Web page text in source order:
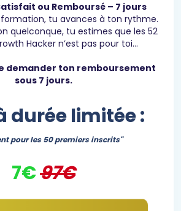
ou Remboursé – 7 jours
tu avances à ton rythme.
quelconque, tu estimes que les 52
Hacker n’est pas pour toi…
demander ton remboursement
sous 7 jours.
durée limitée :
pour les 50 premiers inscrits"
7€97€